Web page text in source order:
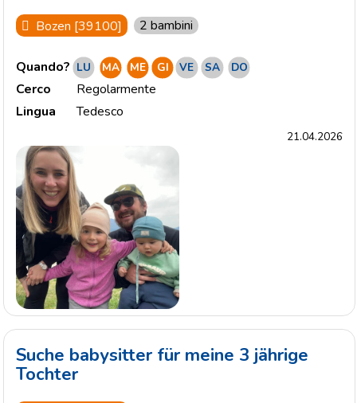
Bozen [39100] 2 bambini
Quando? LU MA ME GI VE SA DO
Cerco
Regolarmente
Lingua
Tedesco
21.04.2026
Suche babysitter für meine 3 jährige
Tochter